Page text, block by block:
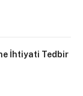
İhtiyati Tedbir